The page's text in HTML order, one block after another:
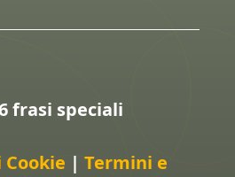
frasi speciali
Cookie | Termini e